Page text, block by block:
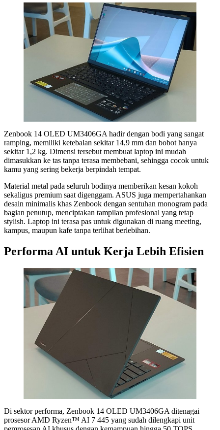
Zenbook 14 OLED UM3406GA hadir dengan bodi yang sangat
ramping, memiliki ketebalan sekitar 14,9 mm dan bobot hanya
sekitar 1,2 kg. Dimensi tersebut membuat laptop ini mudah
dimasukkan ke tas tanpa terasa membebani, sehingga cocok untuk
kamu yang sering bekerja berpindah tempat.
Material metal pada seluruh bodinya memberikan kesan kokoh
sekaligus premium saat digenggam. ASUS juga mempertahankan
desain minimalis khas Zenbook dengan sentuhan monogram pada
bagian penutup, menciptakan tampilan profesional yang tetap
stylish. Laptop ini terasa pas untuk digunakan di ruang meeting,
kampus, maupun kafe tanpa terlihat berlebihan.
Performa AI untuk Kerja Lebih Efisien
Di sektor performa, Zenbook 14 OLED UM3406GA ditenagai
prosesor AMD Ryzen™ AI 7 445 yang sudah dilengkapi unit